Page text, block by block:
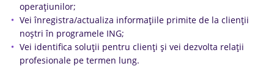
operaţiunilor;
Vei înregistra/actualiza informaţiile primite de la clienţii
noştri în programele ING;
Vei identifica soluţii pentru clienţi şi vei dezvolta relaţii
profesionale pe termen lung.